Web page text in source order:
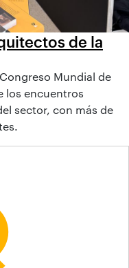
de la
Mundial de
los encuentros
sector, con más de